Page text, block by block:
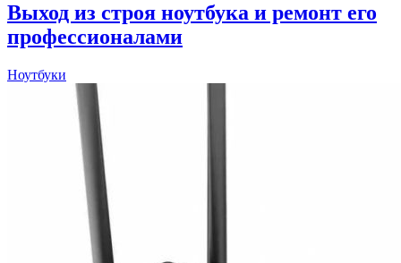
Выход из строя ноутбука и ремонт его
профессионалами
Ноутбуки